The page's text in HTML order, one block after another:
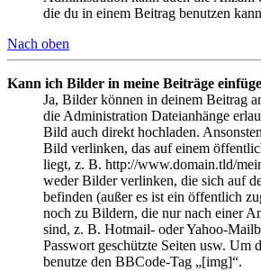
die du in einem Beitrag benutzen
Nach oben
Kann ich Bilder in meine Beiträge
Ja, Bilder können in deinem Beitrag
die Administration Dateianhänge
Bild auch direkt hochladen.
Bild verlinken, das auf einem
liegt, z. B. http://www.domain.tld/
weder Bilder verlinken, die sich auf
befinden (außer es ist ein öffentlich
noch zu Bildern, die nur nach einer
sind, z. B. Hotmail- oder Yahoo-
Passwort geschützte Seiten usw. Um
benutze den BBCode-Tag „[img]“.